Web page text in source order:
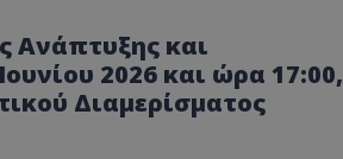
Ανάπτυξης και
2026 και ώρα 17:00,
Διαμερίσματος